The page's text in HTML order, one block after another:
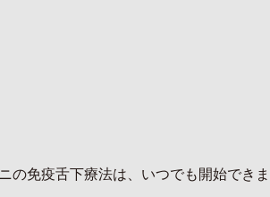
の免疫舌下療法は、いつでも開始でき